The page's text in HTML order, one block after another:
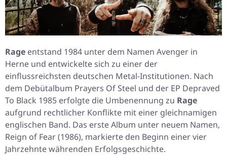
Rage entstand 1984 unter dem Namen Avenger in
Herne und entwickelte sich zu einer der
einflussreichsten deutschen Metal-Institutionen. Nach
dem Debütalbum Prayers Of Steel und der EP Depraved
To Black 1985 erfolgte die Umbenennung zu Rage
aufgrund rechtlicher Konflikte mit einer gleichnamigen
englischen Band. Das erste Album unter neuem Namen,
Reign of Fear(1986), markierte den Beginn einer vier
Jahrzehnte währenden Erfolgsgeschichte.